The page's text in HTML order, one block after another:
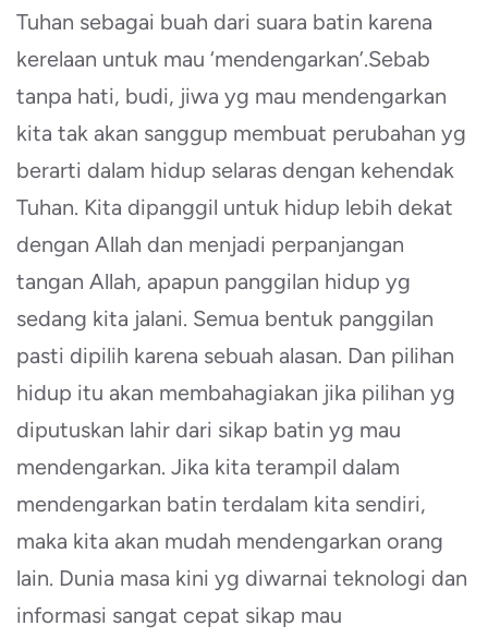
Tuhan sebagai buah dari suara batin karena
kerelaan untuk mau ‘mendengarkan’.Sebab
tanpa hati, budi, jiwa yg mau mendengarkan
kita tak akan sanggup membuat perubahan yg
berarti dalam hidup selaras dengan kehendak
Tuhan. Kita dipanggil untuk hidup lebih dekat
dengan Allah dan menjadi perpanjangan
tangan Allah, apapun panggilan hidup yg
sedang kita jalani. Semua bentuk panggilan
pasti dipilih karena sebuah alasan. Dan pilihan
hidup itu akan membahagiakan jika pilihan yg
diputuskan lahir dari sikap batin yg mau
mendengarkan. Jika kita terampil dalam
mendengarkan batin terdalam kita sendiri,
maka kita akan mudah mendengarkan orang
lain. Dunia masa kini yg diwarnai teknologi dan
informasi sangat cepat sikap mau